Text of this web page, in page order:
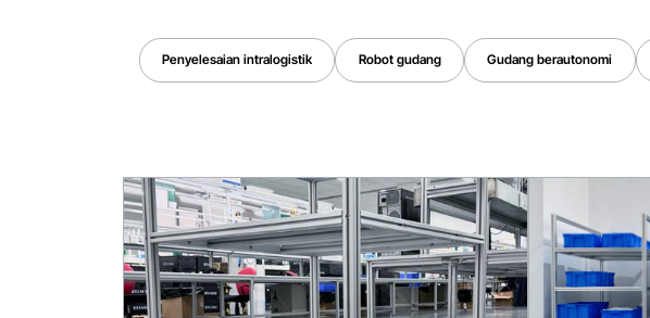
Penyelesaian intralogistik
Robot gudang
Gudang berautonomi